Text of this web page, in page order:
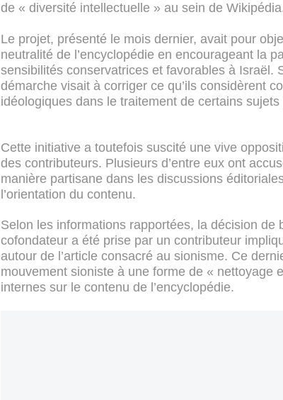
de « diversité intellectuelle » au sein de
Le projet, présenté le mois dernier, avait pour
neutralité de l’encyclopédie en encourageant la
sensibilités conservatrices et favorables à Israël.
démarche visait à corriger ce qu’ils considèrent
idéologiques dans le traitement de certains
Cette initiative a toutefois suscité une vive
des contributeurs. Plusieurs d’entre eux ont
manière partisane dans les discussions
l’orientation du contenu.
Selon les informations rapportées, la décision de
cofondateur a été prise par un contributeur
autour de l’article consacré au sionisme. Ce
mouvement sioniste à une forme de « nettoyage
internes sur le contenu de l’encyclopédie.